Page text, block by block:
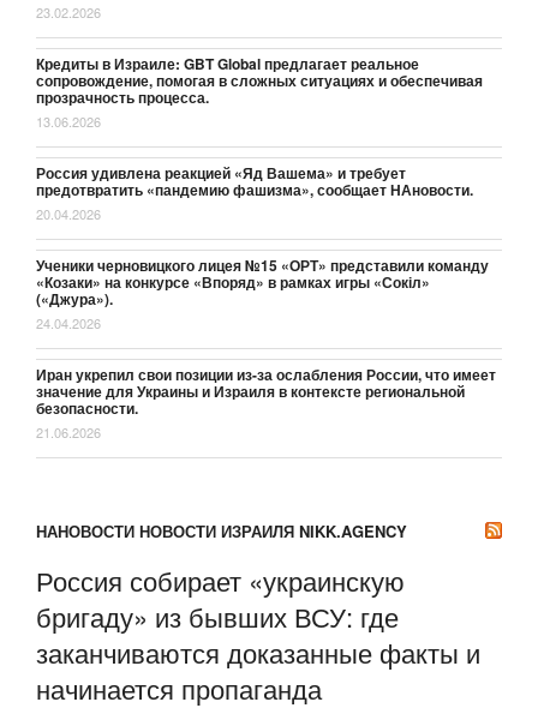
23.02.2026
Кредиты в Израиле: GBT Global предлагает реальное
сопровождение, помогая в сложных ситуациях и обеспечивая
прозрачность процесса.
13.06.2026
Россия удивлена реакцией «Яд Вашема» и требует
предотвратить «пандемию фашизма», сообщает НАновости.
20.04.2026
Ученики черновицкого лицея №15 «ОРТ» представили команду
«Козаки» на конкурсе «Впоряд» в рамках игры «Сокіл»
(«Джура»).
24.04.2026
Иран укрепил свои позиции из-за ослабления России, что имеет
значение для Украины и Израиля в контексте региональной
безопасности.
21.06.2026
НАНОВОСТИ НОВОСТИ ИЗРАИЛЯ NIKK.AGENCY
Россия собирает «украинскую
бригаду» из бывших ВСУ: где
заканчиваются доказанные факты и
начинается пропаганда